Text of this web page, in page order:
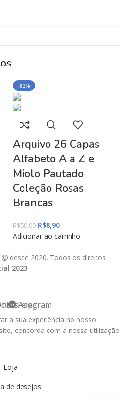
-82%
Arquivo 26 Capas
Alfabeto A a Z e
Miolo Pautado
Coleção Rosas
Brancas
R$50,00 R$8,90
Adicionar ao carrinho
desde 2020. Todos os direitos
2023
Telegram
a sua experiência no nosso
concorda com a nossa utilização
Loja
de desejos